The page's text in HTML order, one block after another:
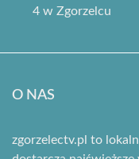
4 w Zgorzelcu
O NAS
zgorzelectv.pl to